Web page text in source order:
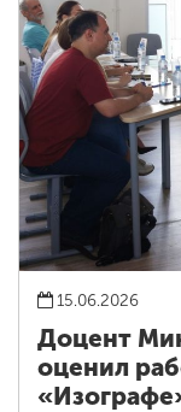
15.06.2026
Доцент
оценил